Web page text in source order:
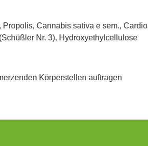
Propolis, Cannabis sativa e sem.,
Nr. 3), Hydroxyethylcellulose
Körperstellen auftragen